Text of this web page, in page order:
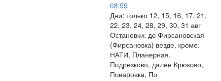
08:59
Дни: только 12, 15, 16, 17, 21,
22, 23, 24, 28, 29, 30, 31 авг
Остановки: до Фирсановская
(Фирсановка) везде, кроме:
НАТИ, Планерная,
Подрезково, далее Крюково,
Поваровка, По